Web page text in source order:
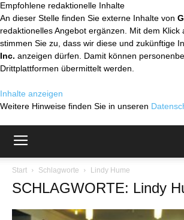
Empfohlene redaktionelle Inhalte
An dieser Stelle finden Sie externe Inhalte von
redaktionelles Angebot ergänzen. Mit dem Klick
stimmen Sie zu, dass wir diese und zukünftige
Inc. anzeigen dürfen. Damit können
Drittplattformen übermittelt werden.
Inhalte anzeigen
Weitere Hinweise finden Sie in unseren
Start Schlagworte Lindy Hume
SCHLAGWORTE: Lindy